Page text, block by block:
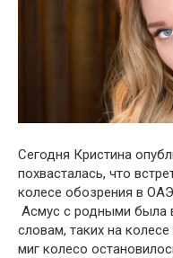
Сегодня Кристина
похвасталась, что
колесе обозрения в
Асмус с родными была
словам, таких на
миг колесо